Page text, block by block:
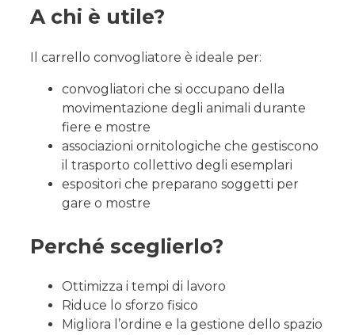
A chi è utile?
Il carrello convogliatore è ideale per:
convogliatori che si occupano della
movimentazione degli animali durante
fiere e mostre
associazioni ornitologiche che gestiscono
il trasporto collettivo degli esemplari
espositori che preparano soggetti per
gare o mostre
Perché sceglierlo?
Ottimizza i tempi di lavoro
Riduce lo sforzo fisico
Migliora l’ordine e la gestione dello spazio